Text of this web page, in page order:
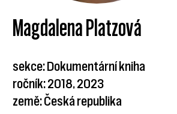
Magdalena Platzová
sekce: Dokumentární kniha
ročník: 2018, 2023
země: Česká republika